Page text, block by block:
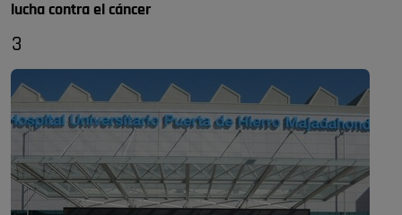
lucha contra el cáncer
3